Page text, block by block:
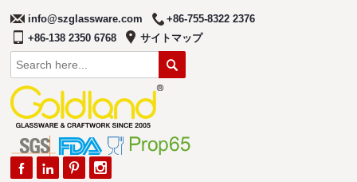
info@szglassware.com
+86-755-8322 2376
+86-138 2350 6768
サイトマップ

   